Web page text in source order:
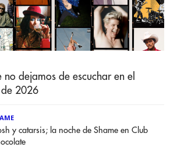
no dejamos de escuchar en el
de 2026
y catarsis; la noche de Shame en Club